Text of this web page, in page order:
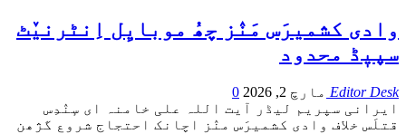
وادی کشمیرَس مَنٛز چھُ موبایِل اِنٹرنیٚٹ
سپیٖڈ محدود
Editor Desk مارچ 2, 2026
0
ایرانی سپریم لیڈر آیت اللہ علی خامنہ ای سٕنٛدِس
قتلَس خلاف وادی کشمیرَس منٛز اچانک احتجاج شروع گژھن